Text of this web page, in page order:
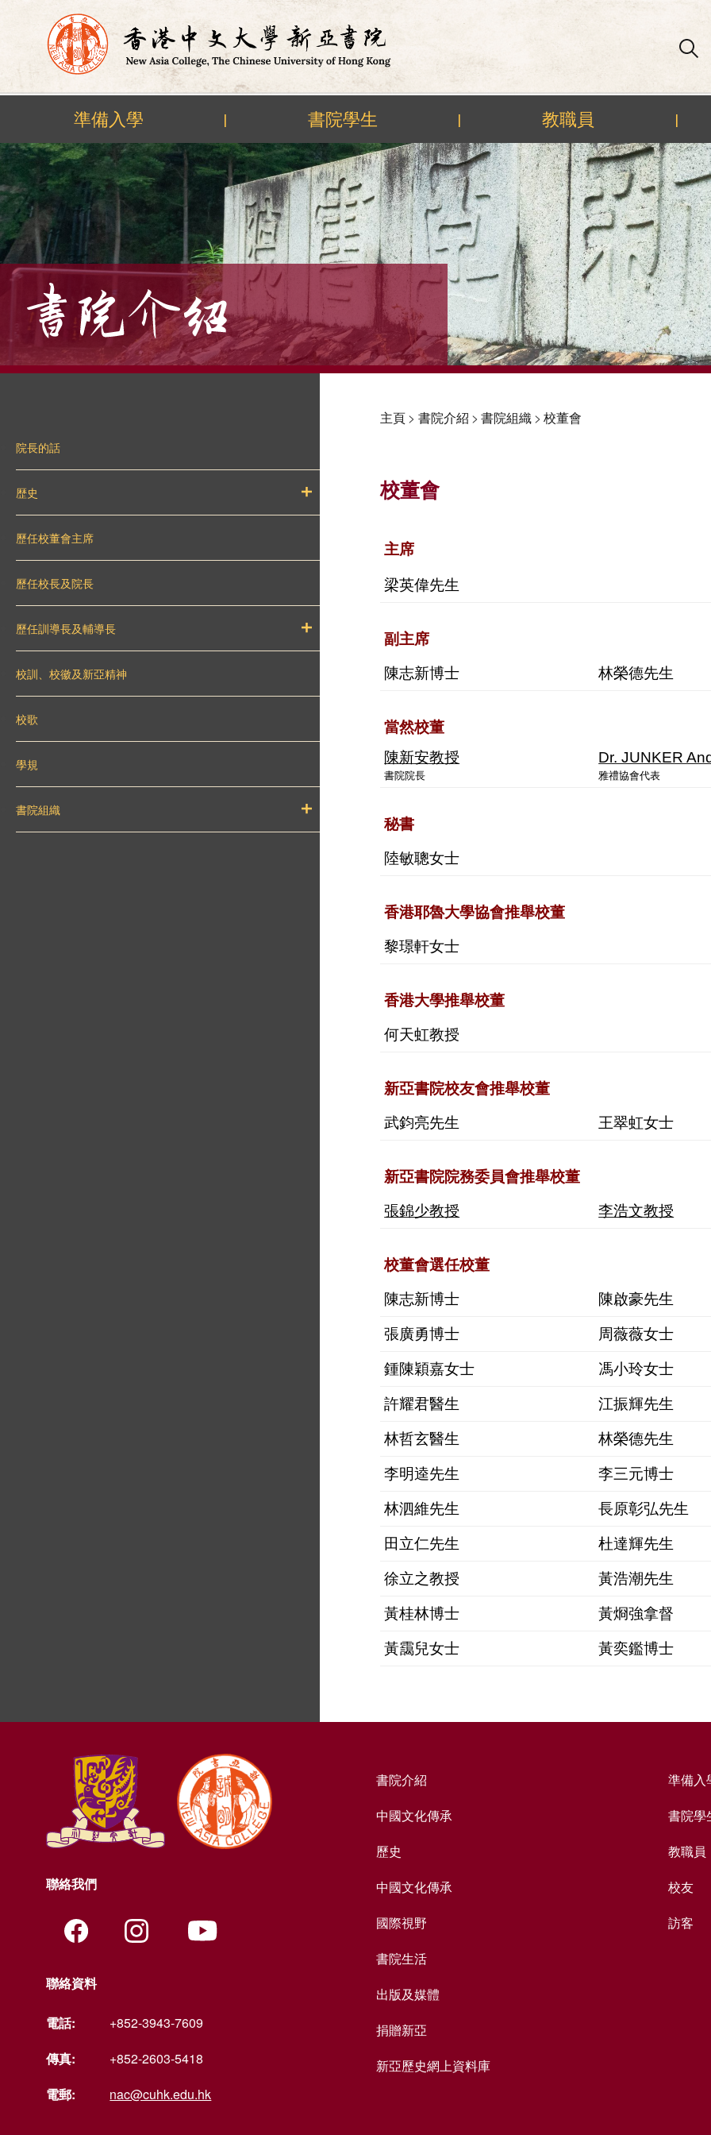
Skip
to
content
準備入學 | 書院學生 | 教職員 |
院長的話
歴史
歷任校董會主席
歷任校長及院長
歷任訓導長及輔導長
校訓、校徽及新亞精神
校歌
學規
書院組織
主頁> 書院介紹 > 書院組織> 校董會
校董會
主席
梁英偉先生
副主席
陳志新博士 林榮德先生
當然校董
陳新安教授
書院院長
Dr. JUNKER
雅禮協會代表
秘書
陸敏聰女士
香港耶魯大學協會推舉校董
黎璟軒女士
香港大學推舉校董
何天虹教授
新亞書院校友會推舉校董
武鈞亮先生 王翠虹女士
新亞書院院務委員會推舉校董
張錦少教授 李浩文教授
校董會選任校董
陳志新博士 陳啟豪先生
張廣勇博士 周薇薇女士
鍾陳穎嘉女士 馮小玲女士
許耀君醫生 江振輝先生
林哲玄醫生 林榮德先生
李明逵先生 李三元博士
林泗維先生 長原彰弘先生
田立仁先生 杜達輝先生
徐立之教授 黃浩潮先生
黃桂林博士 黃烱強拿督
黃靄兒女士 黃奕鑑博士
聯絡我們
聯絡資料
電話:
+852-3943-7609
傳真:
+852-2603-5418
電郵:
nac@cuhk.edu.hk
書院介紹
中國文化傳承
歷史
中國文化傳承
國際視野
書院生活
出版及媒體
捐贈新亞
新亞歷史網上資料庫
準備入
書院學
教職員
校友
訪客